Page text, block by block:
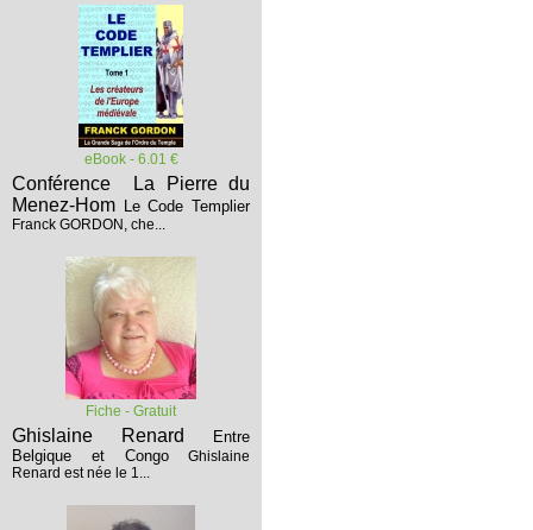
eBook - 6.01 €
Conférence La Pierre du
Menez-Hom Le Code Templier
Franck GORDON, che...
Fiche - Gratuit
Ghislaine Renard
Entre
Belgique et Congo
Ghislaine
Renard est née le 1...